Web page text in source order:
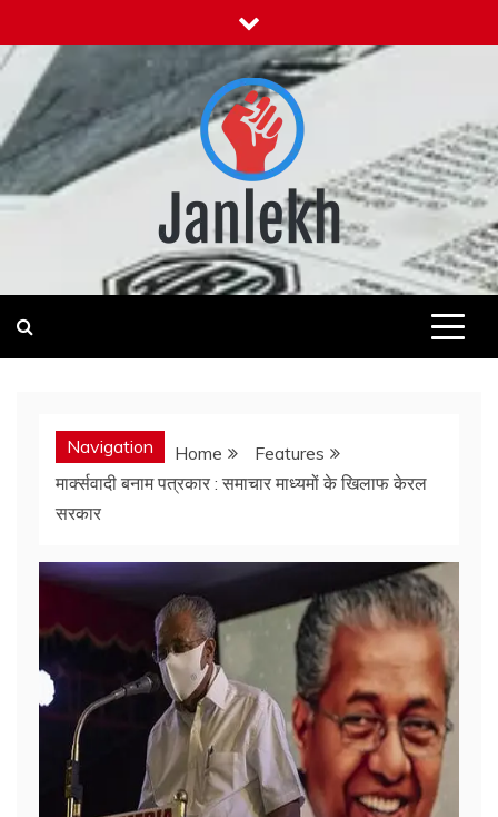
to
content
News for Public
Navigation Home
Features
मार्क्सवादी बनाम पत्रकार : समाचार माध्यमों के खिलाफ केरल
सरकार